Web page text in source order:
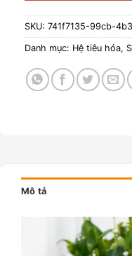
SKU: 741f7135-99cb-
Danh mục: Hệ tiêu hóa,
Mô tả